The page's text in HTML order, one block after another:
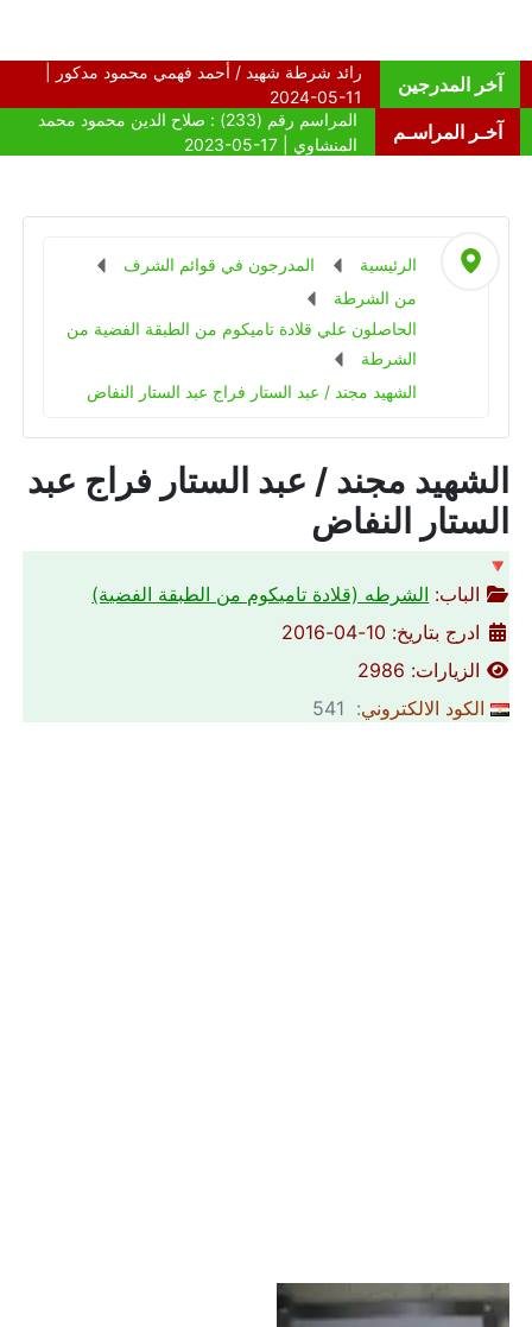
آخر المدرجين
آخـر المراسـم
الرئيسية
المدرجون في قوائم الشرف
من الشرطة
الحاصلون علي قلادة تاميكوم من الطبقة الفضية من
الشرطة
الشهيد مجند / عبد الستار فراج عبد الستار النفاض
الشهيد مجند / عبد الستار فراج عبد
الستار النفاض
🔻
الباب: الشرطه (قلادة تاميكوم من الطبقة الفضية)
ادرج بتاريخ: 10-04-2016
الزيارات: 2986
الكود الالكتروني: 541